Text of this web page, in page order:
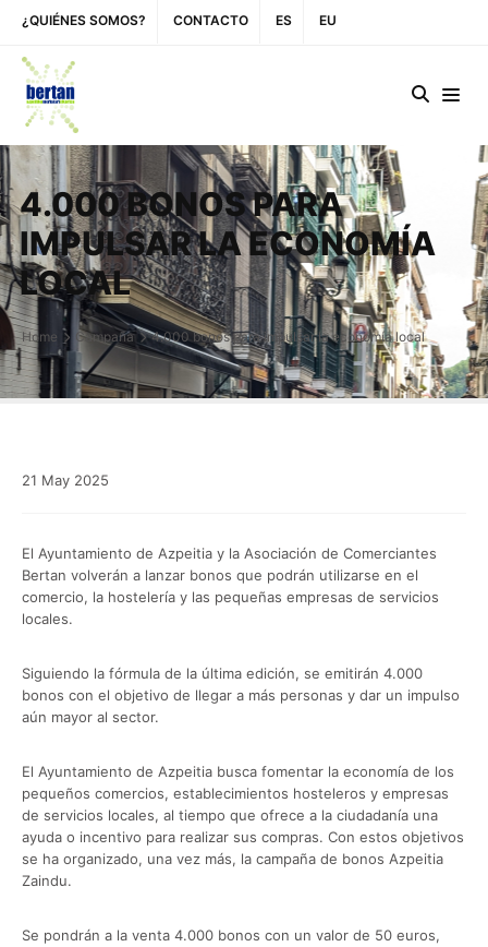
¿QUIÉNES SOMOS? CONTACTO ES EU
4.000 BONOS PARA
IMPULSAR LA ECONOMÍA
LOCAL
Home Campaña 4.000 bonos para impulsar la economía local
21 May 2025
El Ayuntamiento de Azpeitia y la Asociación de Comerciantes
Bertan volverán a lanzar bonos que podrán utilizarse en el
comercio, la hostelería y las pequeñas empresas de servicios
locales.
Siguiendo la fórmula de la última edición, se emitirán 4.000
bonos con el objetivo de llegar a más personas y dar un impulso
aún mayor al sector.
El Ayuntamiento de Azpeitia busca fomentar la economía de los
pequeños comercios, establecimientos hosteleros y empresas
de servicios locales, al tiempo que ofrece a la ciudadanía una
ayuda o incentivo para realizar sus compras. Con estos objetivos
se ha organizado, una vez más, la campaña de bonos Azpeitia
Zaindu.
Se pondrán a la venta 4.000 bonos con un valor de 50 euros,